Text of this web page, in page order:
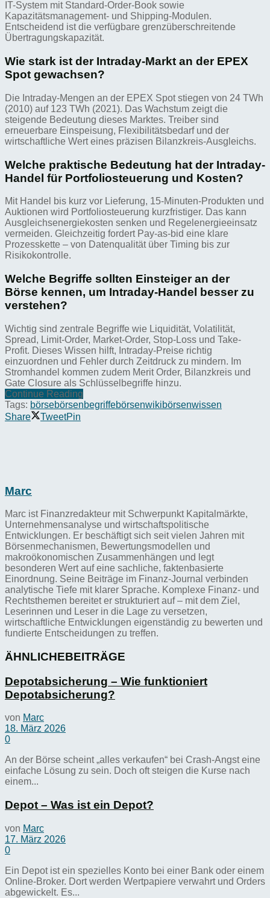
IT-System mit Standard-Order-Book sowie
Kapazitätsmanagement- und Shipping-Modulen.
Entscheidend ist die verfügbare grenzüberschreitende
Übertragungskapazität.
Wie stark ist der Intraday-Markt an der EPEX
Spot gewachsen?
Die Intraday-Mengen an der EPEX Spot stiegen von 24 TWh
(2010) auf 123 TWh (2021). Das Wachstum zeigt die
steigende Bedeutung dieses Marktes. Treiber sind
erneuerbare Einspeisung, Flexibilitätsbedarf und der
wirtschaftliche Wert eines präzisen Bilanzkreis-Ausgleichs.
Welche praktische Bedeutung hat der Intraday-
Handel für Portfoliosteuerung und Kosten?
Mit Handel bis kurz vor Lieferung, 15‑Minuten-Produkten und
Auktionen wird Portfoliosteuerung kurzfristiger. Das kann
Ausgleichsenergiekosten senken und Regelenergieeinsatz
vermeiden. Gleichzeitig fordert Pay-as-bid eine klare
Prozesskette – von Datenqualität über Timing bis zur
Risikokontrolle.
Welche Begriffe sollten Einsteiger an der
Börse kennen, um Intraday-Handel besser zu
verstehen?
Wichtig sind zentrale Begriffe wie Liquidität, Volatilität,
Spread, Limit-Order, Market-Order, Stop-Loss und Take-
Profit. Dieses Wissen hilft, Intraday-Preise richtig
einzuordnen und Fehler durch Zeitdruck zu mindern. Im
Stromhandel kommen zudem Merit Order, Bilanzkreis und
Gate Closure als Schlüsselbegriffe hinzu.
Continue Reading
Tags: börsebörsenbegriffebörsenwikibörsenwissen
Share
TweetPin
Marc
Marc ist Finanzredakteur mit Schwerpunkt Kapitalmärkte,
Unternehmensanalyse und wirtschaftspolitische
Entwicklungen. Er beschäftigt sich seit vielen Jahren mit
Börsenmechanismen, Bewertungsmodellen und
makroökonomischen Zusammenhängen und legt
besonderen Wert auf eine sachliche, faktenbasierte
Einordnung. Seine Beiträge im Finanz-Journal verbinden
analytische Tiefe mit klarer Sprache. Komplexe Finanz- und
Rechtsthemen bereitet er strukturiert auf – mit dem Ziel,
Leserinnen und Leser in die Lage zu versetzen,
wirtschaftliche Entwicklungen eigenständig zu bewerten und
fundierte Entscheidungen zu treffen.
ÄHNLICHEBEITRÄGE
Depotabsicherung – Wie funktioniert
Depotabsicherung?
von Marc
18. März 2026
0
An der Börse scheint „alles verkaufen“ bei Crash-Angst eine
einfache Lösung zu sein. Doch oft steigen die Kurse nach
einem...
Depot – Was ist ein Depot?
von Marc
17. März 2026
0
Ein Depot ist ein spezielles Konto bei einer Bank oder einem
Online-Broker. Dort werden Wertpapiere verwahrt und Orders
abgewickelt. Es...